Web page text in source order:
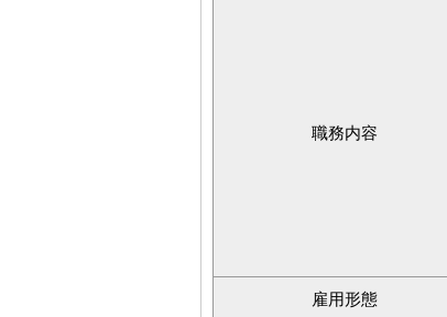
職務内容
雇用形態